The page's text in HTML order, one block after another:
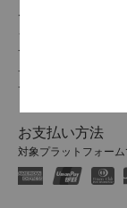
チェックイン /
シャングリ・ラでの
チェックイン/アウト
チェックイン：14時
チェックアウト：12時
お支払い方法
対象プラットフォー